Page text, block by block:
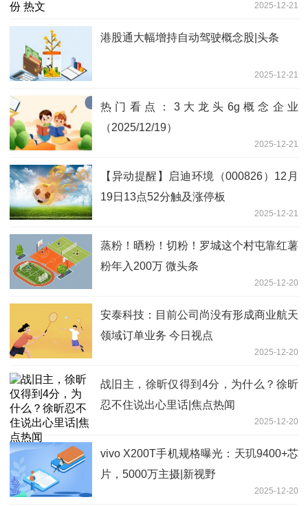
2025-12-21
港股通大幅增持自动驾驶概念股|头条
2025-12-21
热门看点：3大龙头6g概念企业
（2025/12/19）
2025-12-21
【异动提醒】启迪环境（000826）12月
19日13点52分触及涨停板
2025-12-21
蒸粉！晒粉！切粉！罗城这个村屯靠红薯
粉年入200万 微头条
2025-12-20
安泰科技：目前公司尚没有形成商业航天
领域订单业务 今日视点
2025-12-20
战旧主，徐昕仅得到4分，为什么？徐昕
忍不住说出心里话|焦点热闻
2025-12-20
vivo X200T手机规格曝光：天玑9400+芯
片，5000万主摄|新视野
2025-12-20